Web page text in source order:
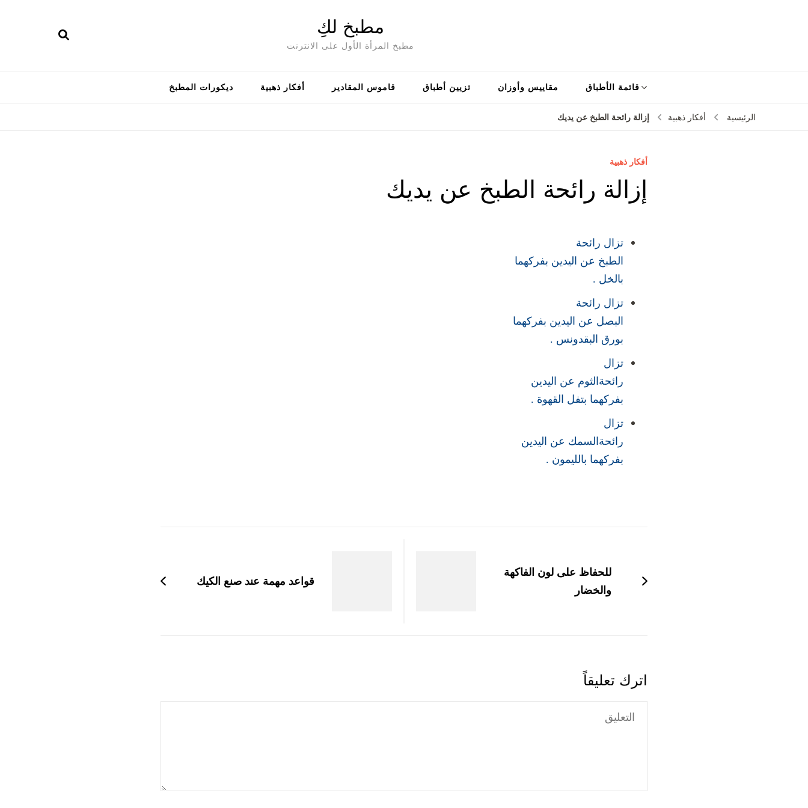
مطبخ لكِ
مطبخ المرأة الأول على الانترنت
قائمة الأطباق مقاييس وأوزان تزيين أطباق قاموس المقادير أفكار ذهبية ديكورات المطبخ
الرئيسية أفكار ذهبية إزالة رائحة الطبخ عن يديك
أفكار ذهبية
إزالة رائحة الطبخ عن يديك
تزال رائحة
الطبخ عن اليدين بفركهما
بالخل .
تزال رائحة
البصل عن اليدين بفركهما
بورق البقدونس .
تزال
رائحةالثوم عن اليدين
بفركهما بتفل القهوة .
تزال
رائحةالسمك عن اليدين
بفركهما بالليمون .
التدوينات
قواعد مهمة عند صنع الكيك
للحفاظ على لون الفاكهة
والخضار
اترك تعليقاً